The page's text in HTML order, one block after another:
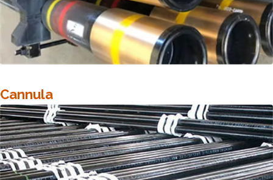
Cannula